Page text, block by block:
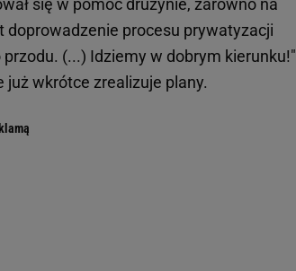
się w pomoc drużynie, zarówno na
doprowadzenie procesu prywatyzacji
(...) Idziemy w dobrym kierunku!"
już wkrótce zrealizuje plany.